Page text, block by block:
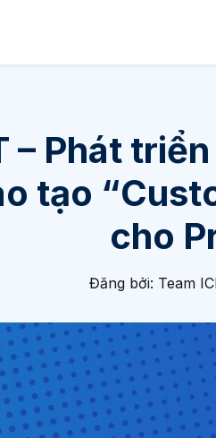
– Phát
tạo
cho
Đăng bởi: Team IC